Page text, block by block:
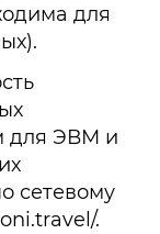
для
для ЭВМ и
сетевому
.